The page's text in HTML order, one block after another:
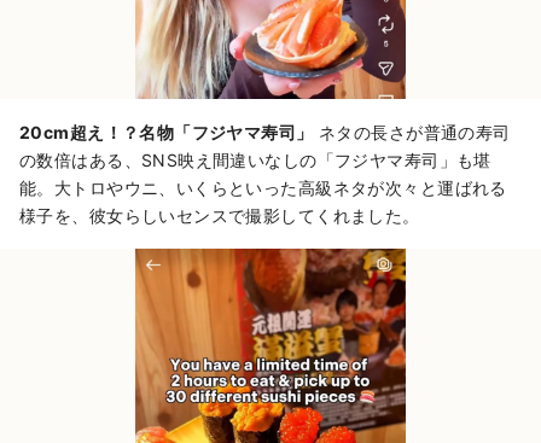
20cm超え！？名物「フジヤマ寿司」
ネタの長さが普通の寿司
の数倍はある、SNS映え間違いなしの「フジヤマ寿司」も堪
能。大トロやウニ、いくらといった高級ネタが次々と運ばれる
様子を、彼女らしいセンスで撮影してくれました。